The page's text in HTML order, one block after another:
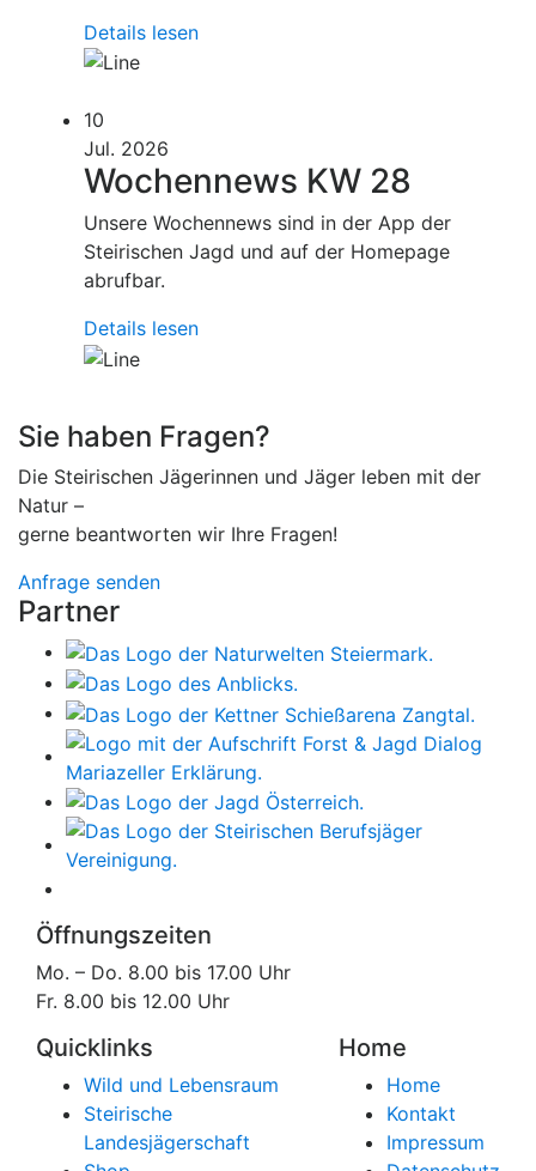
Details lesen
10
Jul. 2026
Wochennews KW 28
Unsere Wochennews sind in der App der
Steirischen Jagd und auf der Homepage
abrufbar.
Details lesen
Sie haben Fragen?
Die Steirischen Jägerinnen und Jäger leben mit der
Natur –
gerne beantworten wir Ihre Fragen!
Anfrage senden
Partner
Öffnungszeiten
Mo. – Do. 8.00 bis 17.00 Uhr
Fr. 8.00 bis 12.00 Uhr
Quicklinks
Wild und Lebensraum
Steirische
Landesjägerschaft
Home
Home
Kontakt
Impressum